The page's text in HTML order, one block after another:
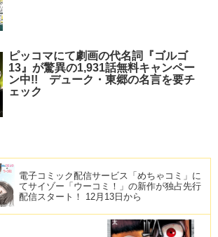
ピッコマにて劇画の代名詞『ゴルゴ
13』が驚異の1,931話無料キャンペー
ン中!! デューク・東郷の名言を要チ
ェック
電子コミック配信サービス「めちゃコミ」に
てサイゾー「ウーコミ！」の新作が独占先行
配信スタート！ 12月13日から